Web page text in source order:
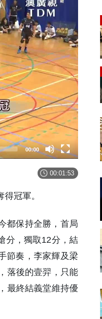
00:00
00:01:53
冠軍。
都保持全勝，首局
分，獨取12分，結
節奏，李家輝及梁
落後的壹羿，只能
最終結義堂維持優